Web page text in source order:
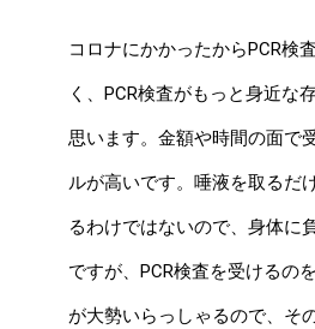
コロナにかかったからPCR検
く、PCR検査がもっと身近な
思います。金額や時間の面で
ルが高いです。唾液を取るだ
るわけではないので、身体に
ですが、PCR検査を受けるの
が大勢いらっしゃるので、そ